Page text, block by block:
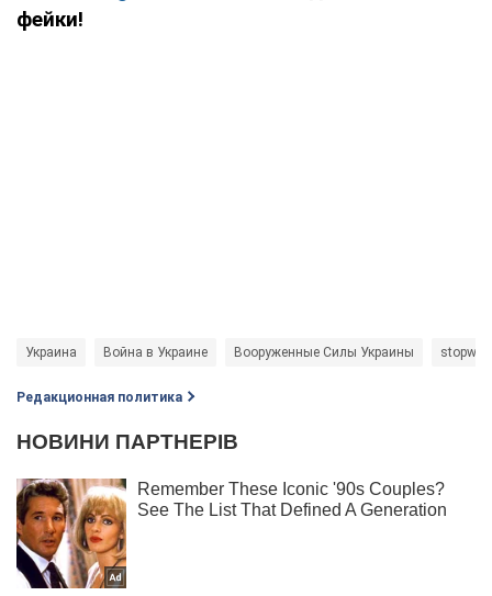
фейки!
Украина Война в Украине Вооруженные Силы Украины stopwar
Редакционная политика